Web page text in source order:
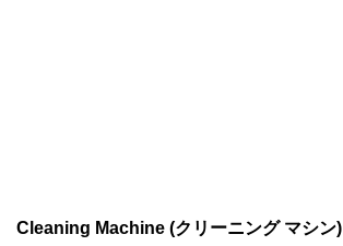
Cleaning Machine (クリーニング マシン)